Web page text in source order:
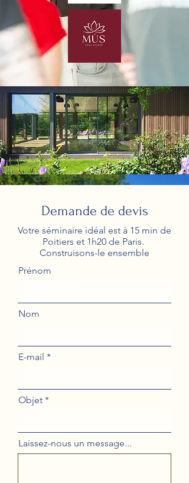
Demande de devis
Votre séminaire idéal est à 15 min de
Poitiers et 1h20 de Paris.
Construisons-le ensemble
Prénom
Nom
E-mail
Objet
Laissez-nous un message...